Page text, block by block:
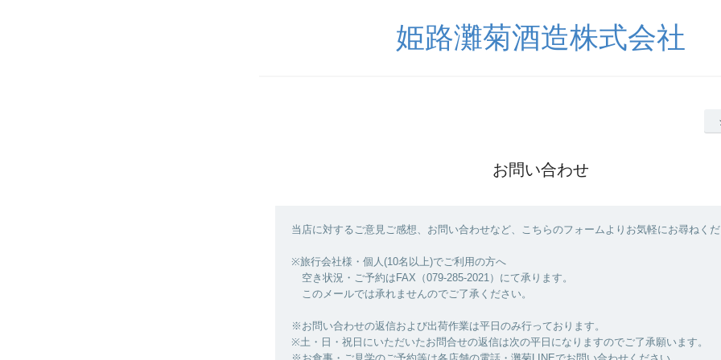
姫路灘菊酒造株式会社
お問い合わせ
当店に対するご意見ご感想、お問い合わせなど、こちらのフォームよりお気軽にお尋ねくだ
※旅行会社様・個人(10名以上)でご利用の方へ
空き状況・ご予約はFAX（079-285-2021）にて承ります。
このメールでは承れませんのでご了承ください。
※お問い合わせの返信および出荷作業は平日のみ行っております。
※土・日・祝日にいただいたお問合せの返信は次の平日になりますのでご了承願います。